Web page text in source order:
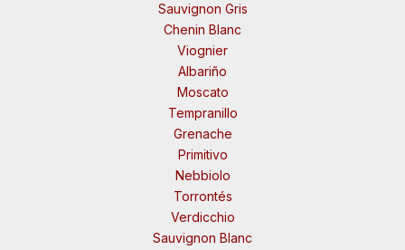
Sauvignon Gris
Chenin Blanc
Viognier
Albariño
Moscato
Tempranillo
Grenache
Primitivo
Nebbiolo
Torrontés
Verdicchio
Sauvignon Blanc